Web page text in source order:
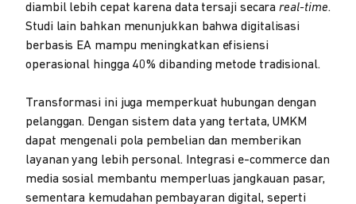
diambil lebih cepat karena data tersaji secarareal-time.
Studi lain bahkan menunjukkan bahwa digitalisasi
berbasis EA mampu meningkatkan efisiensi
operasional hingga 40% dibanding metode tradisional.
Transformasi ini juga memperkuat hubungan dengan
pelanggan. Dengan sistem data yang tertata, UMKM
dapat mengenali pola pembelian dan memberikan
layanan yang lebih personal. Integrasi e-commerce dan
media sosial membantu memperluas jangkauan pasar,
sementara kemudahan pembayaran digital, seperti